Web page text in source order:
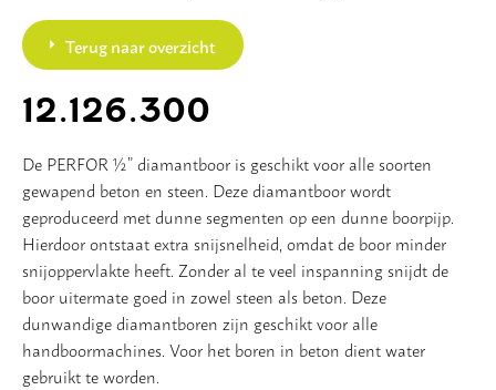
Terug naar overzicht
12.126.300
De PERFOR ½” diamantboor is geschikt voor alle soorten
gewapend beton en steen. Deze diamantboor wordt
geproduceerd met dunne segmenten op een dunne boorpijp.
Hierdoor ontstaat extra snijsnelheid, omdat de boor minder
snijoppervlakte heeft. Zonder al te veel inspanning snijdt de
boor uitermate goed in zowel steen als beton. Deze
dunwandige diamantboren zijn geschikt voor alle
handboormachines. Voor het boren in beton dient water
gebruikt te worden.
Dikwandig, 1 1/4”
Droogboren, 1 1/4”
Dozenboren
Opscherptegel
Steen
Sloop
Basic
Asfalt
Vloer
Slijpschijven
Lamellenschijven